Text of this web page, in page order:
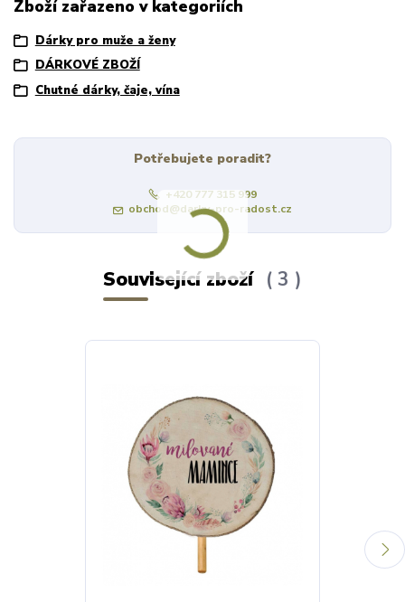
Zboží zařazeno v kategoriích
Dárky pro muže a ženy
DÁRKOVÉ ZBOŽÍ
Chutné dárky, čaje, vína
Potřebujete poradit?
+420 777 315 999
obchod@darky-pro-radost.cz
Související zboží 3